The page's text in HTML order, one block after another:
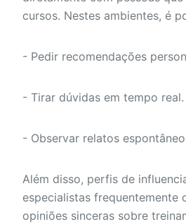
cursos. Nestes ambientes, é
- Pedir recomendações
- Tirar dúvidas em tempo real.
- Observar relatos
Além disso, perfis de
especialistas frequentemente
opiniões sinceras sobre